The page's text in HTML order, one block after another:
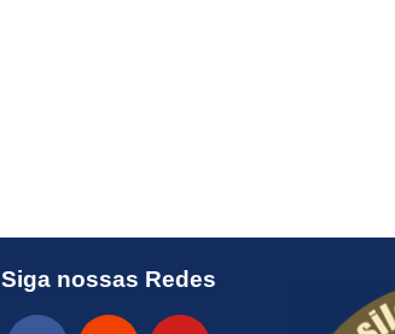
Siga nossas Redes